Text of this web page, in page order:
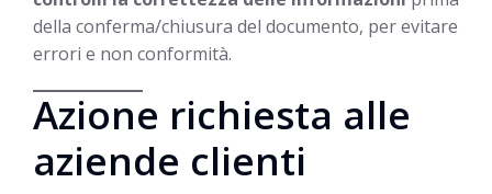
della conferma/chiusura del documento, per evitare
errori e non conformità.
Azione richiesta alle
aziende clienti